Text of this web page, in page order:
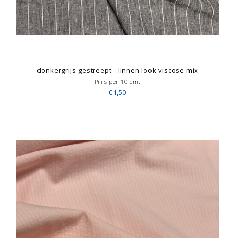
donkergrijs gestreept - linnen look viscose mix
Prijs per 10 cm.
€1,50